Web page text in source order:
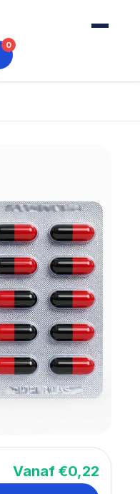
0
Vanaf €0,22